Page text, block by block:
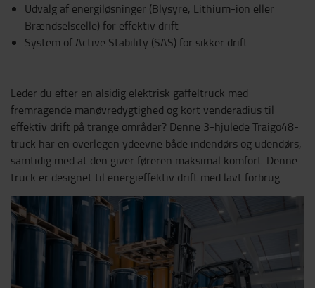
Udvalg af energiløsninger (Blysyre, Lithium-ion eller
Brændselscelle) for effektiv drift
System of Active Stability (SAS) for sikker drift
Leder du efter en alsidig elektrisk gaffeltruck med
fremragende manøvredygtighed og kort venderadius til
effektiv drift på trange områder? Denne 3-hjulede Traigo48-
truck har en overlegen ydeevne både indendørs og udendørs,
samtidig med at den giver føreren maksimal komfort. Denne
truck er designet til energieffektiv drift med lavt forbrug.